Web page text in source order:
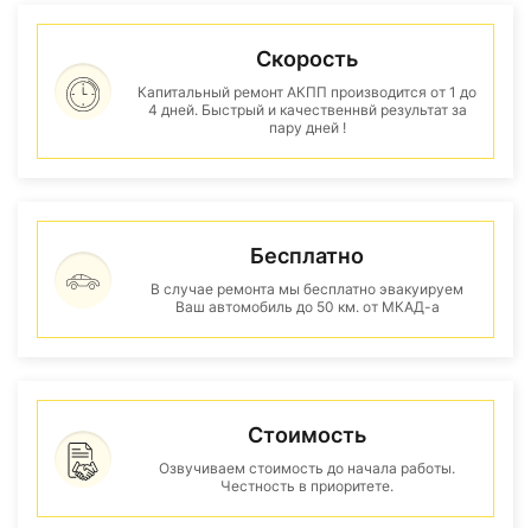
Скорость
Капитальный ремонт АКПП производится от 1 до
4 дней. Быстрый и качественнвй результат за
пару дней !
Бесплатно
В случае ремонта мы бесплатно эвакуируем
Ваш автомобиль до 50 км. от МКАД-а
Стоимость
Озвучиваем стоимость до начала работы.
Честность в приоритете.